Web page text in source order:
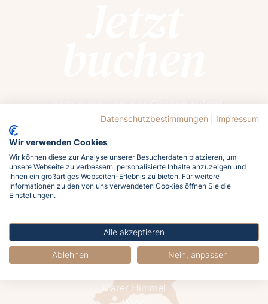
Lasst euch von der Ostsee rufen!
Meldet euch jetzt an und holt euch das
Meergefühl nach Hause!
Jetzt buchen
Klarer Himmel
Datenschutzbestimmungen Impressum
Wir verwenden Cookies
Wir können diese zur Analyse unserer Besucherdaten platzieren, um
unsere Webseite zu verbessern, personalisierte Inhalte anzuzeigen und
Ihnen ein großartiges Webseiten-Erlebnis zu bieten. Für weitere
Informationen zu den von uns verwendeten Cookies öffnen Sie die
Einstellungen.
Alle akzeptieren
Ablehnen Nein, anpassen